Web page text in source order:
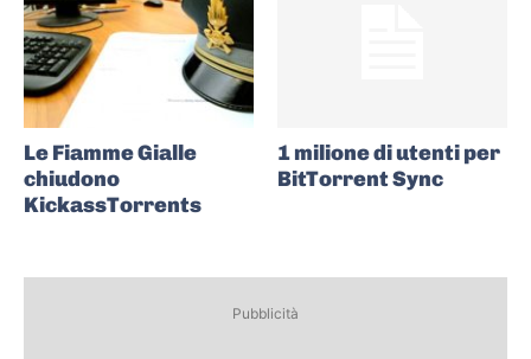
Le Fiamme Gialle
chiudono
KickassTorrents
1 milione di utenti per
BitTorrent Sync
Pubblicità